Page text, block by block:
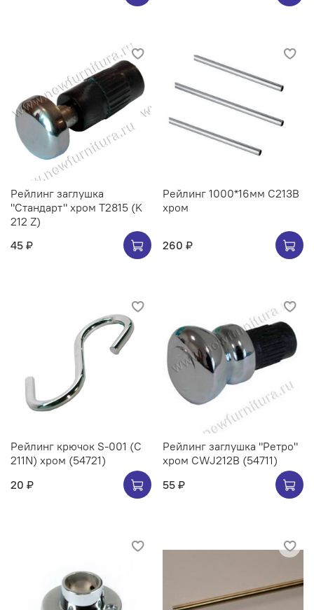
Рейлинг заглушка
"Стандарт" хром Т2815 (K
212 Z)
45 ₽
Рейлинг 1000*16мм C213B
хром
260 ₽
Рейлинг крючок S-001 (C
211N) хром (54721)
20 ₽
Рейлинг заглушка "Ретро"
хром CWJ212B (54711)
55 ₽